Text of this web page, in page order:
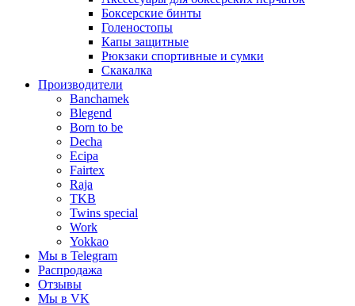
Боксерские бинты
Голеностопы
Капы защитные
Рюкзаки спортивные и сумки
Скакалка
Производители
Banchamek
Blegend
Born to be
Decha
Ecipa
Fairtex
Raja
TKB
Twins special
Work
Yokkao
Мы в Telegram
Распродажа
Отзывы
Мы в VK